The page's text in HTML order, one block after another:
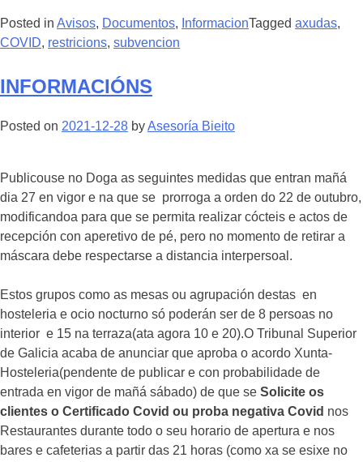
Posted in Avisos, Documentos, InformacionTagged axudas,
COVID, restricions, subvencion
INFORMACIÓNS
Posted on 2021-12-28 byAsesoría Bieito
Publicouse no Doga as seguintes medidas que entran mañá
dia 27 en vigor e na que se prorroga a orden do 22 de outubro,
modificandoa para que se permita realizar cócteis e actos de
recepción con aperetivo de pé, pero no momento de retirar a
máscara debe respectarse a distancia interpersoal.
Estos grupos como as mesas ou agrupación destas en
hosteleria e ocio nocturno só poderán ser de 8 persoas no
interior e 15 na terraza(ata agora 10 e 20).O Tribunal Superior
de Galicia acaba de anunciar que aproba o acordo Xunta-
Hosteleria(pendente de publicar e con probabilidade de
entrada en vigor de mañá sábado) de que se Solicite os
clientes o Certificado Covid ou proba negativa Covid nos
Restaurantes durante todo o seu horario de apertura e nos
bares e cafeterias a partir das 21 horas (como xa se esixe no